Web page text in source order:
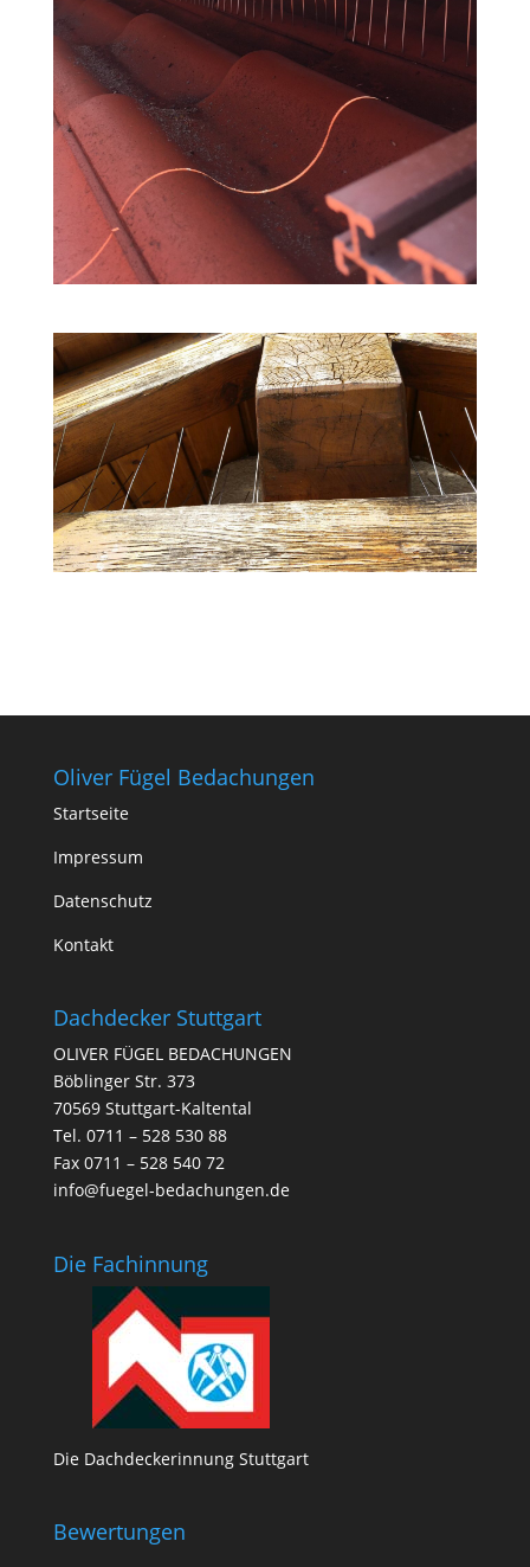
Oliver Fügel Bedachungen
Startseite
Impressum
Datenschutz
Kontakt
Dachdecker Stuttgart
OLIVER FÜGEL BEDACHUNGEN
Böblinger Str. 373
70569 Stuttgart-Kaltental
Tel. 0711 – 528 530 88
Fax 0711 – 528 540 72
info@fuegel-bedachungen.de
Die Fachinnung
Die Dachdeckerinnung Stuttgart
Bewertungen